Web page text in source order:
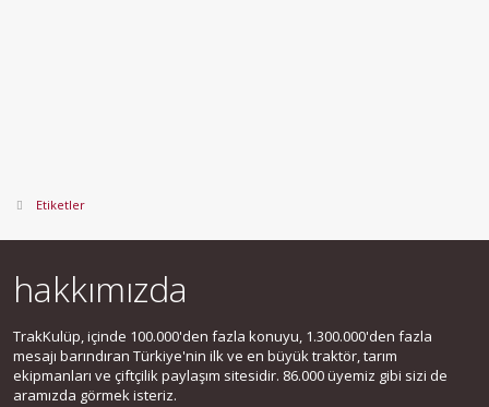
Etiketler
hakkımızda
TrakKulüp, içinde 100.000'den fazla konuyu, 1.300.000'den fazla
mesajı barındıran Türkiye'nin ilk ve en büyük traktör, tarım
ekipmanları ve çiftçilik paylaşım sitesidir. 86.000 üyemiz gibi sizi de
aramızda görmek isteriz.